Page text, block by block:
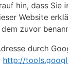
hin, dass
Website
zuvor
durch
http://